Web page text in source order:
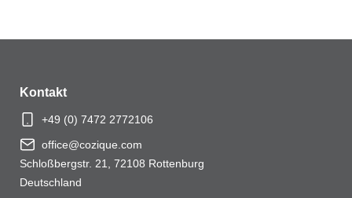
Name*
Kontakt
+49 (0) 7472 2772106
office@cozique.com
Schloßbergstr. 21, 72108 Rottenburg
Deutschland